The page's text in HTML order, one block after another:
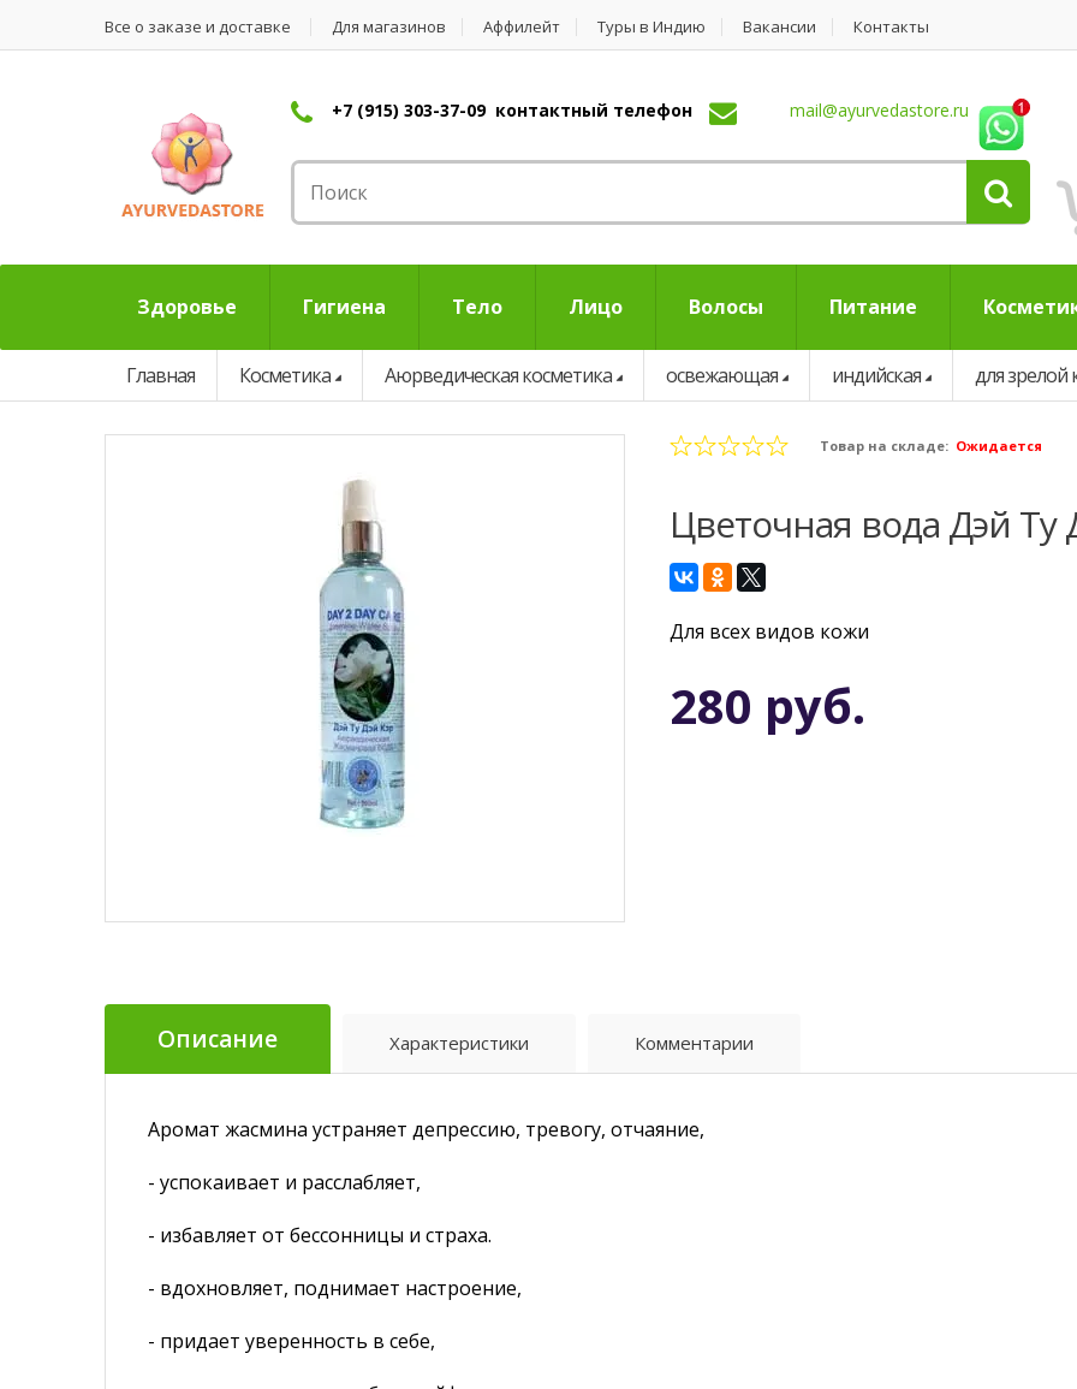
Все о заказе и доставке Для магазинов Аффилейт Туры в Индию Вакансии Контакты
+7 (915) 303-37-09 контактный телефон mail@ayurvedastore.ru
Здоровье Гигиена Тело Лицо Волосы Питание
Главная Косметика Аюрведическая косметика освежающая индийская для зрелой
Товар на складе: Ожидается
Цветочная вода Дэй
Для всех видов кожи
280 руб.
Описание Характеристики Комментарии
Аромат жасмина устраняет депрессию, тревогу, отчаяние,
- успокаивает и расслабляет,
- избавляет от бессонницы и страха.
- вдохновляет, поднимает настроение,
- придает уверенность в себе,